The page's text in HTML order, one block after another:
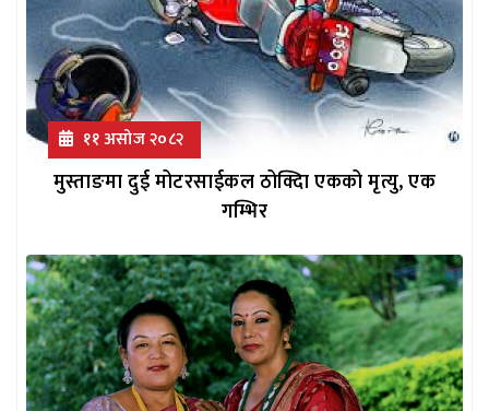
११ असोज २०८२
मुस्ताङमा दुई मोटरसाईकल ठोक्दिा एकको मृत्यु, एक
गम्भिर